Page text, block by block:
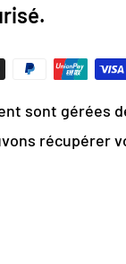
facile & durable
et anti-
sont gérées
récupérer